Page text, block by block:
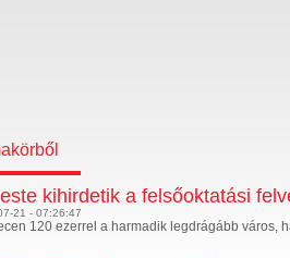
kihirdetik a felsőoktatási
21 - 07:26:47
120 ezerrel a harmadik legdrágább város,